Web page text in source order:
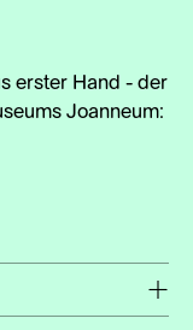
erster Hand - der
Joanneum: